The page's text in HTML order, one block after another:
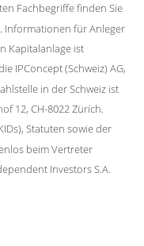
Fachbegriffe finden Sie
Informationen für Anleger
Kapitalanlage ist
IPConcept (Schweiz) AG,
in der Schweiz ist
12, CH-8022 Zürich.
Statuten sowie der
beim Vertreter
Investors S.A.